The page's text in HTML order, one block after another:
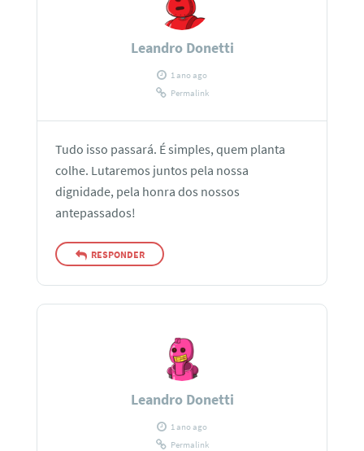
Leandro Donetti
1 ano ago
Permalink
Tudo isso passará. É simples, quem planta
colhe. Lutaremos juntos pela nossa
dignidade, pela honra dos nossos
antepassados!
RESPONDER
Leandro Donetti
1 ano ago
Permalink